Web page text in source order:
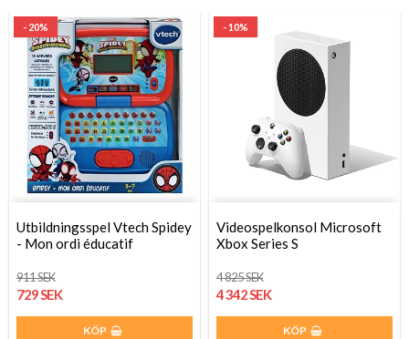
- 20%
Utbildningsspel Vtech Spidey
- Mon ordi éducatif
911 SEK
729 SEK
KÖP
- 10%
Videospelkonsol Microsoft
Xbox Series S
4 825 SEK
4 342 SEK
KÖP